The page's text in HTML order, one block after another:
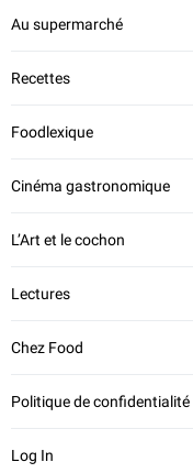
Au supermarché
Recettes
Foodlexique
Cinéma gastronomique
L’Art et le cochon
Lectures
Chez Food
Politique de confidentialité
Log In